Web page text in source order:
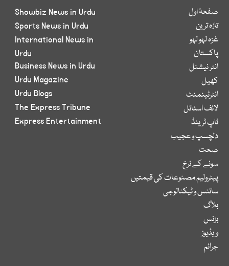
صفحۂ اول
تازہ ترین
غزہ لہو لہو
پاکستان
انٹر نیشنل
کھیل
انٹرٹینمنٹ
لائف اسٹائل
ٹاپ ٹرینڈ
دلچسپ و عجیب
صحت
سونے کے نرخ
پیٹرولیم مصنوعات کی قیمتیں
سائنس و ٹیکنالوجی
بلاگ
بزنس
ویڈیوز
جرائم
Showbiz News in Urdu
Sports News in Urdu
International News in
Urdu
Business News in Urdu
Urdu Magazine
Urdu Blogs
The Express Tribune
Express Entertainment